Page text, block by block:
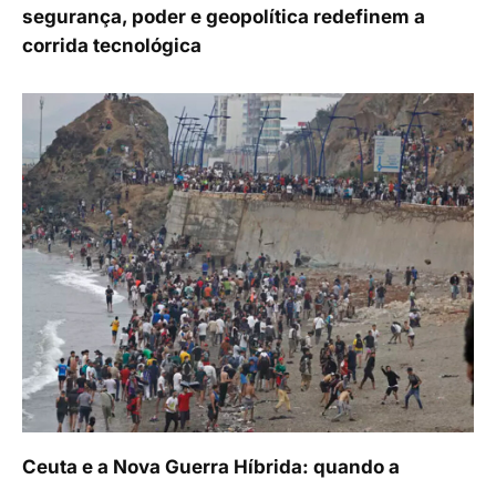
segurança, poder e geopolítica redefinem a
corrida tecnológica
Ceuta e a Nova Guerra Híbrida: quando a